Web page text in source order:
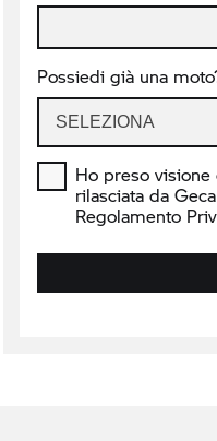
Possiedi già una
SELEZIONA
Ho preso visione
rilasciata da
Regolamento